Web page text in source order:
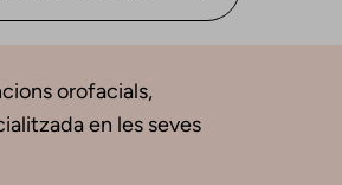
orofacials,
en les seves